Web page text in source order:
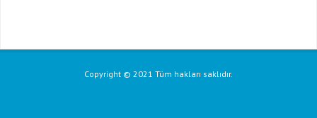
Copyright © 2021 Tüm hakları saklıdır.